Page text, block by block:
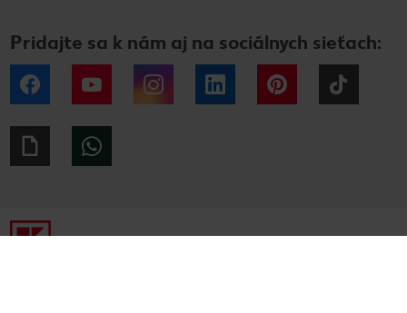
Pridajte sa k nám aj na sociálnych sieťach:
Facebook YouTube Instagram LinkedIn Pinterest
Giphy